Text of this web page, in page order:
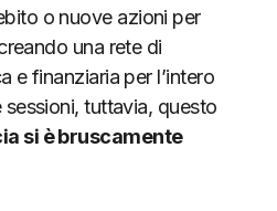
o nuove azioni per
una rete di
e finanziaria per l’intero
tuttavia, questo
si è bruscamente